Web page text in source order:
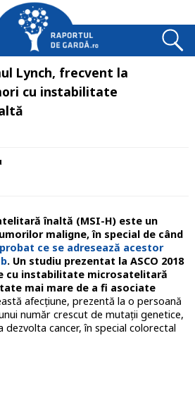
Lynch, frecvent la
cu instabilitate
înaltă (MSI-H) este un
maligne, în special de când
ce se adresează acestor
. Un studiu prezentat la ASCO 2018
cu instabilitate microsatelitară
mai mare de a fi asociate
afecțiune, prezentă la o persoană
număr crescut de mutații genetice,
dezvolta cancer, în special colorectal